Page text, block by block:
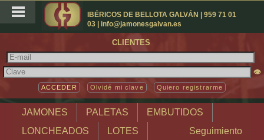
IBÉRICOS DE BELLOTA GALVÁN | 959 71 01
03 | info@jamonesgalvan.es
CLIENTES
👁
Olvidé mi clave Quiero registrarme
JAMONES PALETAS
EMBUTIDOS
LONCHEADOS
LOTES Seguimiento